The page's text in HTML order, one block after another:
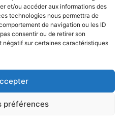
et/ou accéder aux informations des
technologies nous permettra de
de navigation ou les ID
consentir ou de retirer son
sur certaines caractéristiques
préférences